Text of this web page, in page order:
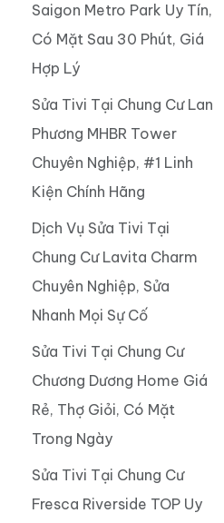
Saigon Metro Park Uy Tín,
Có Mặt Sau 30 Phút, Giá
Hợp Lý
Sửa Tivi Tại Chung Cư Lan
Phương MHBR Tower
Chuyên Nghiệp, #1 Linh
Kiện Chính Hãng
Dịch Vụ Sửa Tivi Tại
Chung Cư Lavita Charm
Chuyên Nghiệp, Sửa
Nhanh Mọi Sự Cố
Sửa Tivi Tại Chung Cư
Chương Dương Home Giá
Rẻ, Thợ Giỏi, Có Mặt
Trong Ngày
Sửa Tivi Tại Chung Cư
Fresca Riverside TOP Uy